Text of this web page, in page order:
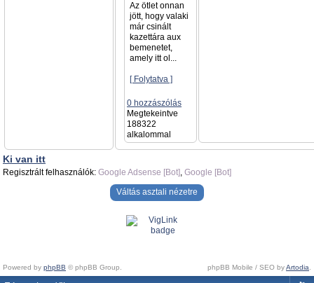
Az ötlet onnan
jött, hogy valaki
már csinált
kazettára aux
bemenetet,
amely itt ol...
[ Folytatva ]
0 hozzászólás
Megtekeintve
188322
alkalommal
Ki van itt
Regisztrált felhasználók: Google Adsense [Bot], Google [Bot]
Váltás asztali nézetre
Powered by phpBB © phpBB Group. phpBB Mobile / SEO byArtodia.